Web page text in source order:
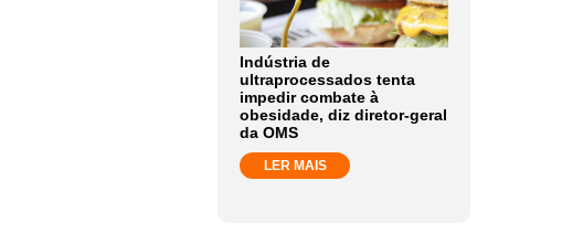
Indústria de
ultraprocessados tenta
impedir combate à
obesidade, diz diretor-geral
da OMS
LER MAIS